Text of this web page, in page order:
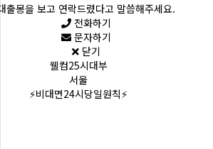
출몽을 보고 연락드렸다고 말씀해주세요.
전화하기
문자하기
닫기
웰컴25시대부
서울
⚡비대면24시당일원칙⚡